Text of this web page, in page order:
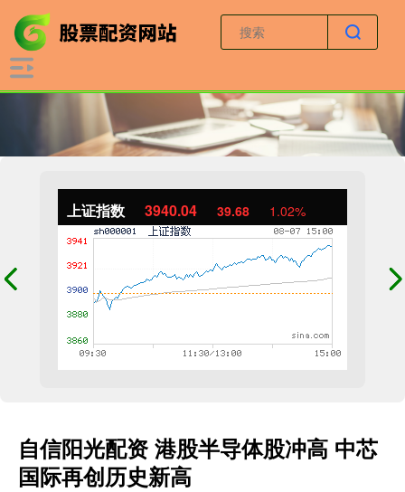
上证指数 3940.04 39.68 1.02%
自信阳光配资 港股半导体股冲高 中芯
国际再创历史新高